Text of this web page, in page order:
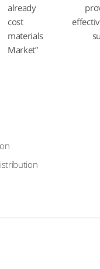
already
cost
materials
Market”